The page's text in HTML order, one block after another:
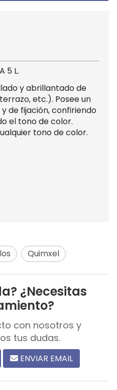
5 L.
y abrillantado de
etc.). Posee un
de fijación, confiriendo
el tono de color.
tono de color.
Quimxel
¿Necesitas
con nosotros y
tus dudas.
ENVIAR EMAIL